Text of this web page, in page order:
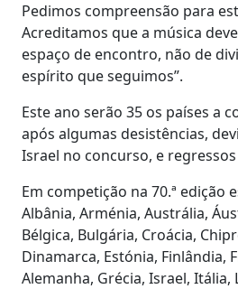
Pedimos compreensão para
Acreditamos que a música
espaço de encontro, não de
espírito que seguimos”.
Este ano serão 35 os países a
após algumas desistências,
Israel no concurso, e
Em competição na 70.ª edição
Albânia, Arménia, Austrália,
Bélgica, Bulgária, Croácia,
Dinamarca, Estónia, Finlândia,
Alemanha, Grécia, Israel, Itália,